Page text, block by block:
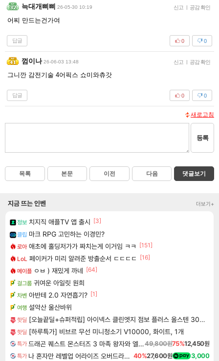
늑대개삐삐 26-05-30 10:19 신고 공감 확인
어찌 만드는건가여
답글 0
0
껌이나 26-06-03 13:48 신고 공감 확인
그니깐 감전기술 4어픽스 쇼미와츄갓
답글 0
0
새로고침
등록
목록 본문 이전 다음 댓글보기
지금 뜨는 인벤 더보기+
정보 치지직 애플TV 앱 출시 [3]
클립 마크 RPG 고민하는 이경민?
로아 애초에 홀딩저가가 짜치는게 이거임 ㅋㅋ
[151]
LoL 페이커가 미리 알려준 방출순서 ㄷㄷㄷㄷ
[16]
메이플 ㅇㅂ ) 재밌게 까네 [64]
걸그룹 귀여운 아일릿 원희
차벤 아반테 2.0 자연흡기? [1]
여행 설악산 울산바위
핫딜 [오늘끝딜+슈퍼적립] 아이넥스 클린엣지 점보 플러스 올스텐 304 2단 대형 식기건조대 주방 설거지 건조대
핫딜 [하루특가] 비브르 무선 미니청소기 V10000, 화이트, 1개
특가 드래곤 퀘스트 몬스터즈 3 마족 왕자와 엘프의 여행 Dragon Quest Monsters The Dark Prince49,800원75%12,450원
특가 나 혼자만 레벨업 어라이즈 오버드라이브 Solo Leveling Arise 40%27,600원 3,000